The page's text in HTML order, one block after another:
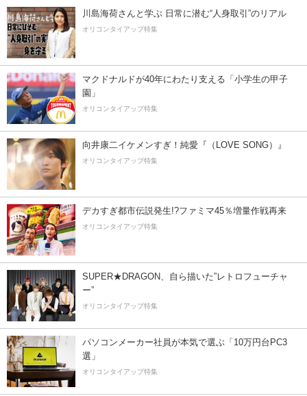
川島海荷さんと学ぶ 日常に潜む“人身取引”のリアル
オリコンタイアップ特集
マクドナルドが40年にわたり支える「小学生の甲子
園」
オリコンタイアップ特集
向井康二イケメンすぎ！純愛『（LOVE SONG）』
オリコンタイアップ特集
デカすぎ都市伝説発生!?ファミマ45％増量作戦再来
オリコンタイアップ特集
SUPER★DRAGON、自ら描いた”レトロフューチャ
ー”
オリコンタイアップ特集
パソコンメーカー社員が本気で選ぶ「10万円台PC3
選」
オリコンタイアップ特集